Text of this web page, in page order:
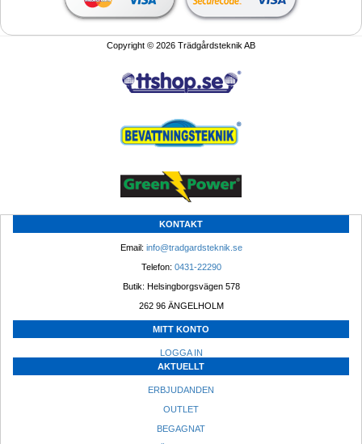
Copyright © 2026 Trädgårdsteknik AB
KONTAKT
Email: info@tradgardsteknik.se
Telefon: 0431-22290
Butik: Helsingborgsvägen 578
262 96 ÄNGELHOLM
MITT KONTO
LOGGA IN
AKTUELLT
ERBJUDANDEN
OUTLET
BEGAGNAT